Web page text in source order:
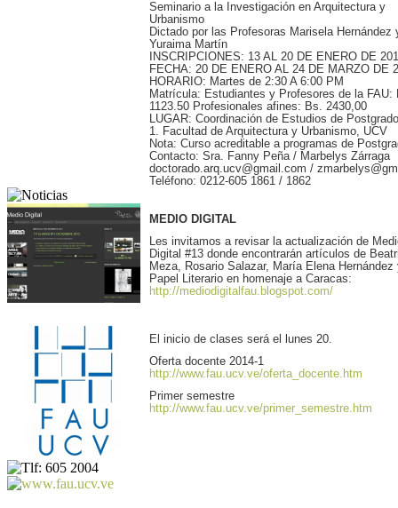
Seminario a la Investigación en Arquitectura y
Urbanismo
Dictado por las Profesoras Marisela Hernández
Yuraima Martín
INSCRIPCIONES: 13 AL 20 DE ENERO DE
FECHA: 20 DE ENERO AL 24 DE MARZO DE
HORARIO: Martes de 2:30 A 6:00 PM
Matrícula: Estudiantes y Profesores de la FAU:
1123.50 Profesionales afines: Bs. 2430,00
LUGAR: Coordinación de Estudios de
1. Facultad de Arquitectura y Urbanismo, UCV
Nota: Curso acreditable a programas de
Contacto: Sra. Fanny Peña / Marbelys Zárraga
doctorado.arq.ucv@gmail.com /
Teléfono: 0212-605 1861 / 1862
MEDIO DIGITAL
Les invitamos a revisar la actualización de
Digital #13 donde encontrarán artículos de
Meza, Rosario Salazar, María Elena Hernández
Papel Literario en homenaje a Caracas:
http://mediodigitalfau.blogspot.com/
El inicio de clases será el lunes 20.
Oferta docente 2014-1
http://www.fau.ucv.ve/oferta_docente.htm
Primer semestre
http://www.fau.ucv.ve/primer_semestre.htm